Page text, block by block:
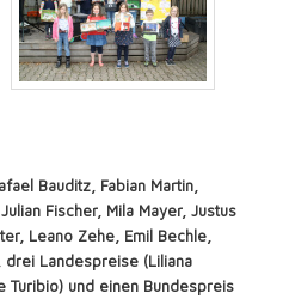
Bauditz, Fabian Martin,
Fischer, Mila Mayer, Justus
Leano Zehe, Emil Bechle,
drei Landespreise (Liliana
Turibio) und einen Bundespreis